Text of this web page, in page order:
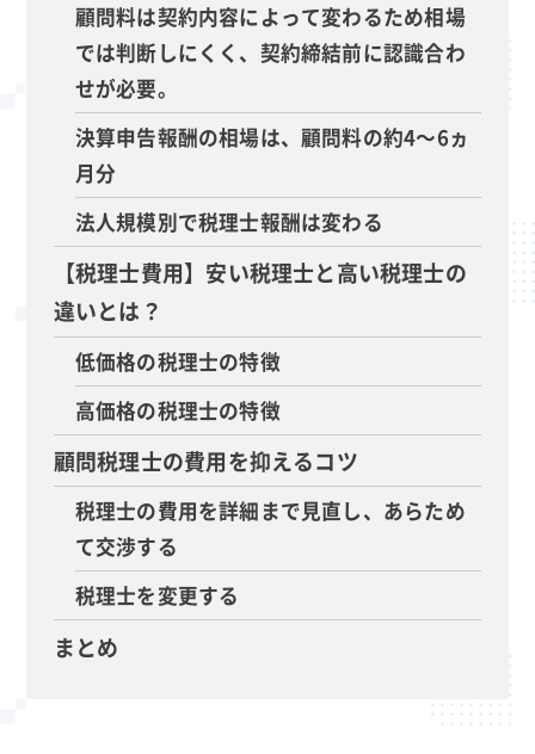
顧問料は契約内容によって変わるため相場
では判断しにくく、契約締結前に認識合わ
せが必要。
決算申告報酬の相場は、顧問料の約4～6ヵ
月分
法人規模別で税理士報酬は変わる
【税理士費用】安い税理士と高い税理士の
違いとは？
低価格の税理士の特徴
高価格の税理士の特徴
顧問税理士の費用を抑えるコツ
税理士の費用を詳細まで見直し、あらため
て交渉する
税理士を変更する
まとめ